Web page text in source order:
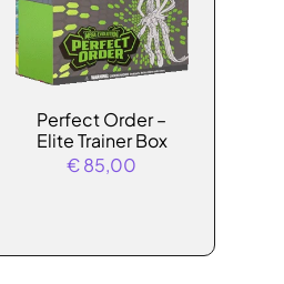
Perfect Order –
Elite Trainer Box
€85,00